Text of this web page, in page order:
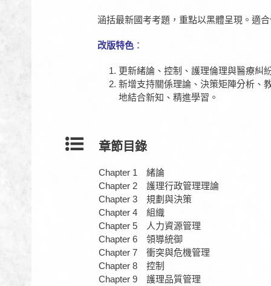
涵括最新國考考題，重點以黑體呈現。適
改版特色 ：
更新緒論、控制、護理倫理與醫療糾
新增支持關係理論、決策矩陣分析、
地結合新知、精進學習。
章節目錄
Chapter 1 緒論
Chapter 2 護理行政管理理論
Chapter 3 規劃與決策
Chapter 4 組織
Chapter 5 人力資源管理
Chapter 6 領導統御
Chapter 7 衝突與危機管理
Chapter 8 控制
Chapter 9 護理品質管理